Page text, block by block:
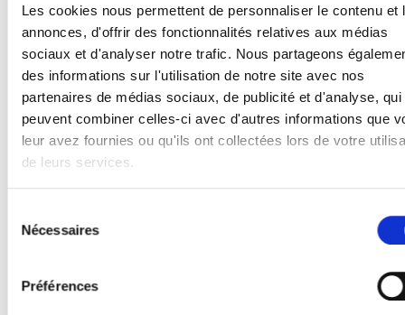
Les cookies nous permettent de personnaliser le contenu et
annonces, d'offrir des fonctionnalités relatives aux médias
sociaux et d'analyser notre trafic. Nous partageons
des informations sur l'utilisation de notre site avec nos
partenaires de médias sociaux, de publicité et d'analyse, qui
peuvent combiner celles-ci avec d'autres informations que
leur avez fournies ou qu'ils ont collectées lors de votre
de leurs services.
Nécessaires
Préférences
protégés par le fabricant et ne sont dès lors pas ou
pratiquement pas disponibles.
Cela va maintenant être différent ! En raison du principe
du one-stop-shopping, vous pouvez acheter chez IDD-
Parts les pièces pour les portes industrielles et des
quais les plus courants. Vous disposez alors d’avantage
lesquelles vous excellez. Qu’il s’agisse maintenant d’une
torsion, de panneaux de porte (avec ou sans options).
Vous pouvez commander dans notre boutique en ligne